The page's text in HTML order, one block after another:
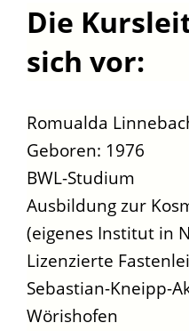
Die
sich vor:
Romualda
Geboren: 1976
BWL-Studium
Ausbildung zur
(eigenes Institut in
Lizenzierte
Sebastian-Kneipp-
Wörishofen